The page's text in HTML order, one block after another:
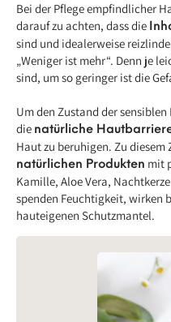
Bei der Pflege empfindlicher
darauf zu achten, dass die
sind und idealerweise
„Weniger ist mehr“. Denn je
sind, um so geringer ist die
Um den Zustand der
die natürliche
Haut zu beruhigen. Zu diesem
natürlichen Produkten mit
Kamille, Aloe Vera,
spenden Feuchtigkeit, wirken
hauteigenen Schutzmantel.